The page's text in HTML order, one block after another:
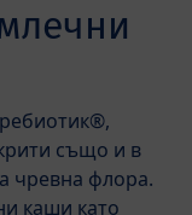
също и в
чревна флора.
каши като